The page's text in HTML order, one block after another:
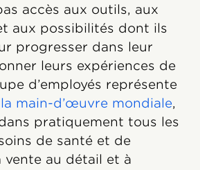
accès aux outils, aux
aux possibilités dont ils
progresser dans leur
leurs expériences de
d’employés représente
main-d’œuvre mondiale,
pratiquement tous les
de santé et de
vente au détail et à